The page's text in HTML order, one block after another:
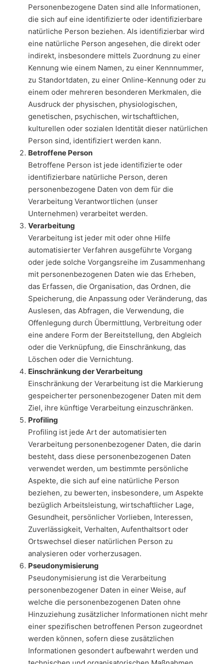
Personenbezogene Daten sind alle Informationen,
die sich auf eine identifizierte oder identifizierbare
natürliche Person beziehen. Als identifizierbar wird
eine natürliche Person angesehen, die direkt oder
indirekt, insbesondere mittels Zuordnung zu einer
Kennung wie einem Namen, zu einer Kennnummer,
zu Standortdaten, zu einer Online-Kennung oder zu
einem oder mehreren besonderen Merkmalen, die
Ausdruck der physischen, physiologischen,
genetischen, psychischen, wirtschaftlichen,
kulturellen oder sozialen Identität dieser natürlichen
Person sind, identifiziert werden kann.
Betroffene Person
Betroffene Person ist jede identifizierte oder
identifizierbare natürliche Person, deren
personenbezogene Daten von dem für die
Verarbeitung Verantwortlichen (unser
Unternehmen) verarbeitet werden.
Verarbeitung
Verarbeitung ist jeder mit oder ohne Hilfe
automatisierter Verfahren ausgeführte Vorgang
oder jede solche Vorgangsreihe im Zusammenhang
mit personenbezogenen Daten wie das Erheben,
das Erfassen, die Organisation, das Ordnen, die
Speicherung, die Anpassung oder Veränderung, das
Auslesen, das Abfragen, die Verwendung, die
Offenlegung durch Übermittlung, Verbreitung oder
eine andere Form der Bereitstellung, den Abgleich
oder die Verknüpfung, die Einschränkung, das
Löschen oder die Vernichtung.
Einschränkung der Verarbeitung
Einschränkung der Verarbeitung ist die Markierung
gespeicherter personenbezogener Daten mit dem
Ziel, ihre künftige Verarbeitung einzuschränken.
Profiling
Profiling ist jede Art der automatisierten
Verarbeitung personenbezogener Daten, die darin
besteht, dass diese personenbezogenen Daten
verwendet werden, um bestimmte persönliche
Aspekte, die sich auf eine natürliche Person
beziehen, zu bewerten, insbesondere, um Aspekte
bezüglich Arbeitsleistung, wirtschaftlicher Lage,
Gesundheit, persönlicher Vorlieben, Interessen,
Zuverlässigkeit, Verhalten, Aufenthaltsort oder
Ortswechsel dieser natürlichen Person zu
analysieren oder vorherzusagen.
Pseudonymisierung
Pseudonymisierung ist die Verarbeitung
personenbezogener Daten in einer Weise, auf
welche die personenbezogenen Daten ohne
Hinzuziehung zusätzlicher Informationen nicht mehr
einer spezifischen betroffenen Person zugeordnet
werden können, sofern diese zusätzlichen
Informationen gesondert aufbewahrt werden und